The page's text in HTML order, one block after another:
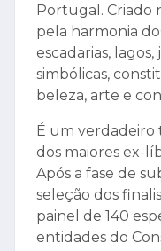
Portugal. Criado
pela harmonia
escadarias,
simbólicas,
beleza, arte e
É um verdadeiro
dos maiores ex-
Após a fase de
seleção dos
painel de 140
entidades do